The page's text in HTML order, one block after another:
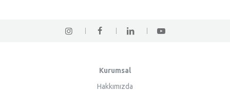
Kurumsal
Hakkımızda